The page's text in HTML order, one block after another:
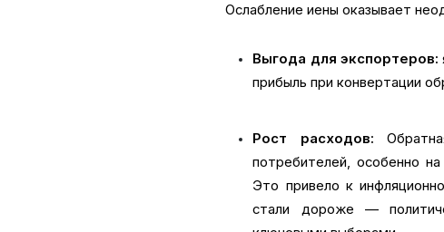
Ослабление иены оказывает
Выгода для экспортеров:
прибыль при конвертации
Рост расходов:
потребителей, особенно
Это привело к
стали дороже —